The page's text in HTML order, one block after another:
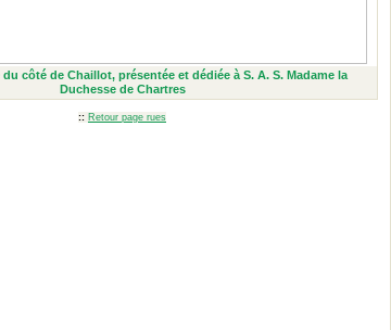
côté de Chaillot, présentée et dédiée à S. A. S. Madame la
Duchesse de Chartres
:: Retour page rues